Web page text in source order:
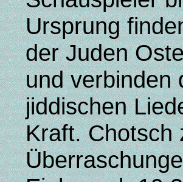
Ursprung
der Juden
und verbinden
jiddischen
Kraft. Chotsch